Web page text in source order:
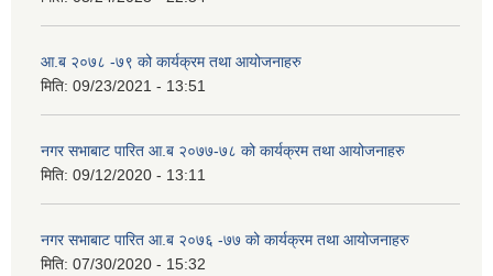
आ.ब २०७८ -७९ को कार्यक्रम तथा आयोजनाहरु
मिति: 09/23/2021 - 13:51
नगर सभाबाट पारित आ.ब २०७७-७८ को कार्यक्रम तथा आयोजनाहरु
मिति: 09/12/2020 - 13:11
नगर सभाबाट पारित आ.ब २०७६ -७७ को कार्यक्रम तथा आयोजनाहरु
मिति: 07/30/2020 - 15:32